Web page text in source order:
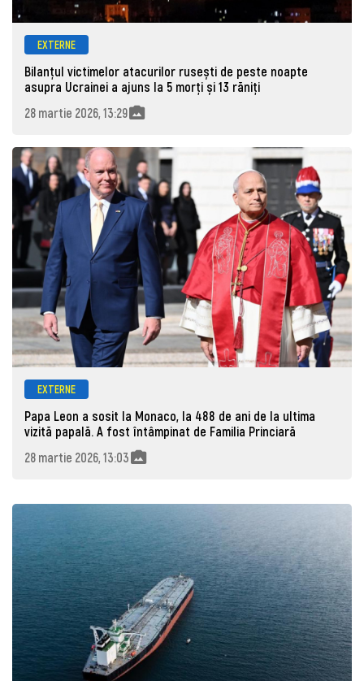
EXTERNE
Bilanțul victimelor atacurilor rusești de peste noapte
asupra Ucrainei a ajuns la 5 morți și 13 răniți
28 martie 2026, 13:29
EXTERNE
Papa Leon a sosit la Monaco, la 488 de ani de la ultima
vizită papală. A fost întâmpinat de Familia Princiară
28 martie 2026, 13:03